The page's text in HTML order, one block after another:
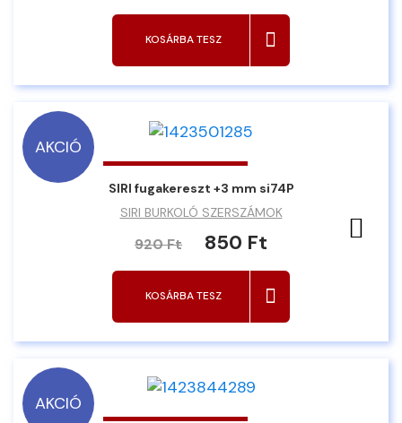
KOSÁRBA TESZ
AKCIÓ
SIRI fugakereszt +3 mm si74P
SIRI BURKOLÓ SZERSZÁMOK
920 Ft 850 Ft
KOSÁRBA TESZ
AKCIÓ